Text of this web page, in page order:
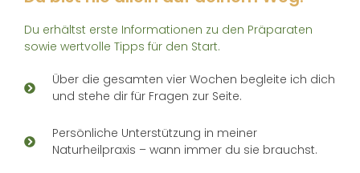
Du erhältst erste Informationen zu den Präparaten
sowie wertvolle Tipps für den Start.
Über die gesamten vier Wochen begleite ich dich
und stehe dir für Fragen zur Seite.
Persönliche Unterstützung in meiner
Naturheilpraxis – wann immer du sie brauchst.